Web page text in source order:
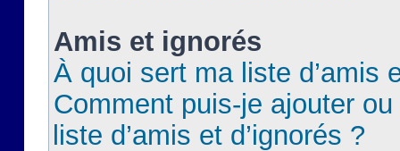
Amis et ignorés
À quoi sert ma liste d’amis
Comment puis-je ajouter
liste d’amis et d’ignorés ?